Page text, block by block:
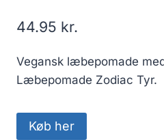
44.95 kr.
Vegansk læbepomade
Læbepomade Zodiac Tyr.
Køb her